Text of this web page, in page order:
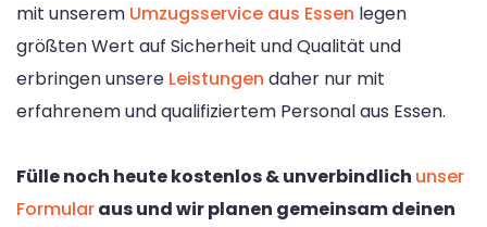
mit unserem Umzugsservice aus Essen legen
größten Wert auf Sicherheit und Qualität und
erbringen unsere Leistungen daher nur mit
erfahrenem und qualifiziertem Personal aus Essen.
Fülle noch heute kostenlos & unverbindlich unser
Formularaus und wir planen gemeinsam deinen